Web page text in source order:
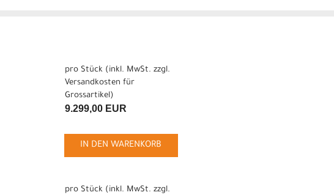
pro Stück (inkl. MwSt. zzgl.
Versandkosten für
Grossartikel)
9.299,00 EUR
IN DEN WARENKORB
pro Stück (inkl. MwSt. zzgl.